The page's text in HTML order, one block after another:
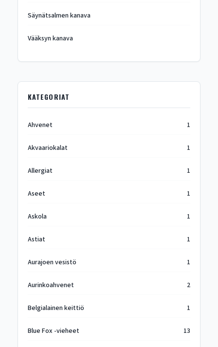
Säynätsalmen kanava
Vääksyn kanava
KATEGORIAT
Ahvenet 1
Akvaariokalat 1
Allergiat 1
Aseet 1
Askola 1
Astiat 1
Aurajoen vesistö 1
Aurinkoahvenet 2
Belgialainen keittiö 1
Blue Fox -vieheet 13